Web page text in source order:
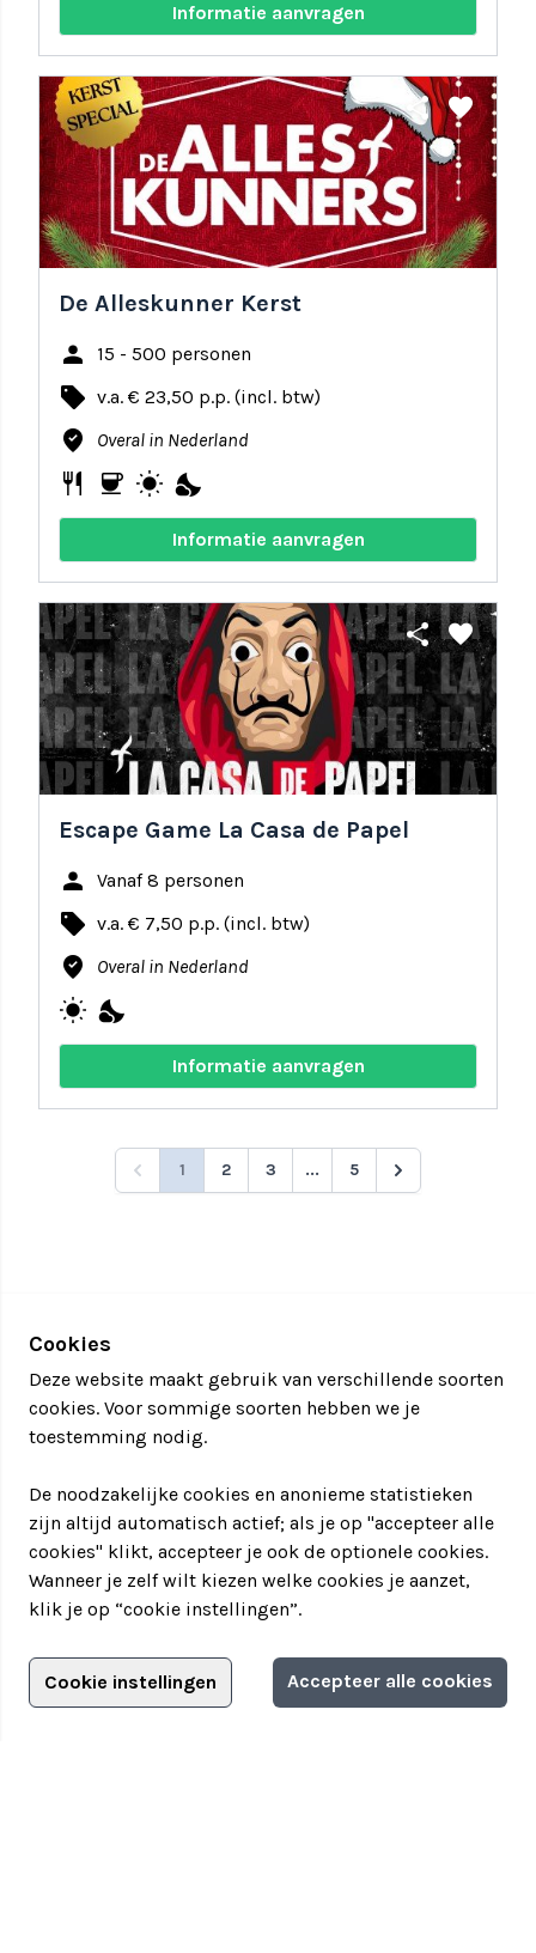
Filter jouw teamuitstapje!
Informatie aanvragen
share favorite
De Alleskunner Kerst
person 15 - 500 personen
local_offer v.a. € 23,50 p.p. (incl. btw)
where_to_vote Overal in Nederland
restaurant coffee wb_sunny nights_stay
Informatie aanvragen
share favorite
Escape Game La Casa de Papel
person Vanaf 8 personen
local_offer v.a. € 7,50 p.p. (incl. btw)
where_to_vote Overal in Nederland
wb_sunny nights_stay
Informatie aanvragen
1 2 3 ... 5
Adverteren?
Adverteerdersopties
Cookies
Deze website maakt gebruik van verschillende soorten
cookies. Voor sommige soorten hebben we je
toestemming nodig.
De noodzakelijke cookies en anonieme statistieken
zijn altijd automatisch actief; als je op "accepteer alle
cookies" klikt, accepteer je ook de optionele cookies.
Wanneer je zelf wilt kiezen welke cookies je aanzet,
klik je op “cookie instellingen”.
Cookie instellingen Accepteer alle cookies